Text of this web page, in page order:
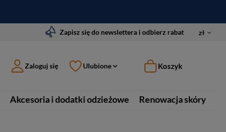
Zapisz się do newslettera i odbierz rabat zł
Zaloguj się Ulubione Koszyk
Akcesoria i dodatki odzieżowe
Renowacja skóry